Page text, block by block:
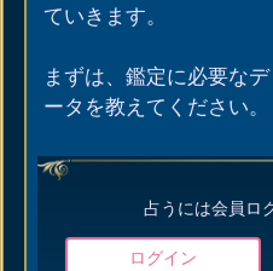
ていきます。
まずは、鑑定に必要なデ
ータを教えてください。
占うには会員ロ
ログイン